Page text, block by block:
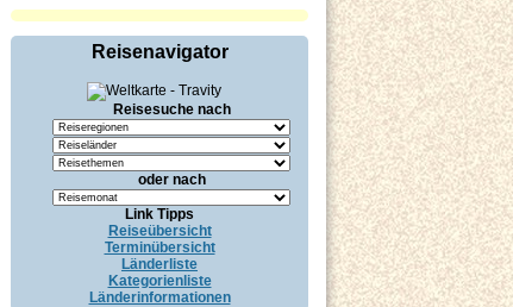
Reisenavigator
Reisesuche nach
oder nach
Link Tipps
Reiseübersicht
Terminübersicht
Länderliste
Kategorienliste
Länderinformationen